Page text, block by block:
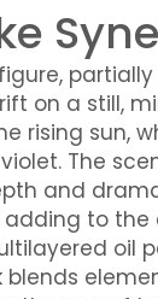
on a still,
rising sun,
The
and
to the
oil
blends